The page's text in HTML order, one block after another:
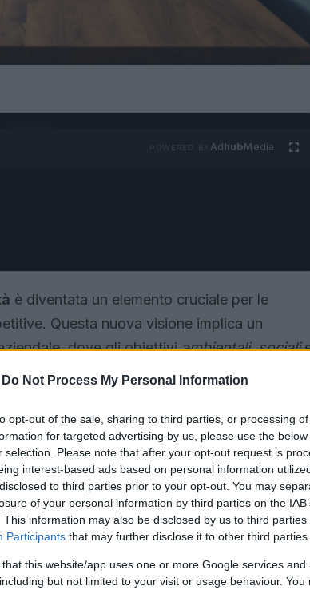
Do Not Process My Personal Information
opt-out of the sale, sharing to third parties, or processing
for targeted advertising by us, please use the
selection. Please note that after your opt-out request is
interest-based ads based on personal information
to third parties prior to your opt-out. You may
of your personal information by third parties on the
This information may also be disclosed by us to third parties
Participants that may further disclose it to other third parties.
that this website/app uses one or more Google services
but not limited to your visit or usage behaviour.
AdhubMedia
è diventata un elemento cruciale per le
Questa nuova visione implica un
dove gli obiettiviambientali,sociali
solo come obblighi normativi, ma come